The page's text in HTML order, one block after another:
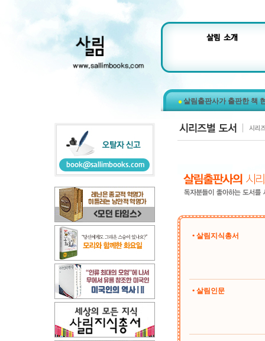
살림출판사가 출판한 책
• 살림지식총서
• 살림인문